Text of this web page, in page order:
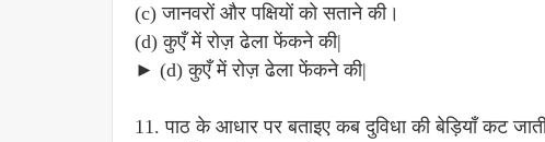
(c) जानवरों और पक्षियों को सताने की।
(d) कुएँ में रोज़ ढेला फेंकने की|
► (d) कुएँ में रोज़ ढेला फेंकने की|
11. पाठ के आधार पर बताइए कब दुविधा की बेड़ियाँ कट